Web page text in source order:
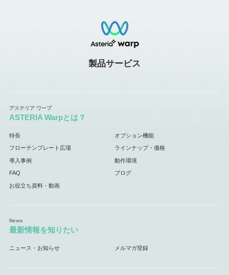
製品サービス
ASTERIA Warpとは？
特長 オプション機能
フローテンプレート広場 ラインナップ・価格
導入事例 動作環境
FAQ ブログ
お役立ち資料・動画
最新情報を知りたい
ニュース・お知らせ メルマガ登録